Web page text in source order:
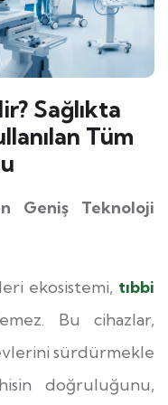
Sağlıkta
Tüm
Geniş Teknoloji
ekosistemi, tıbbi
Bu cihazlar,
sürdürmekle
doğruluğunu,